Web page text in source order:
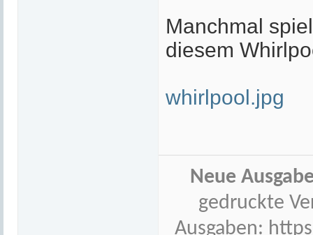
Manchmal
diesem
whirlpool.jpg
Neue
gedruckte
Ausgaben: